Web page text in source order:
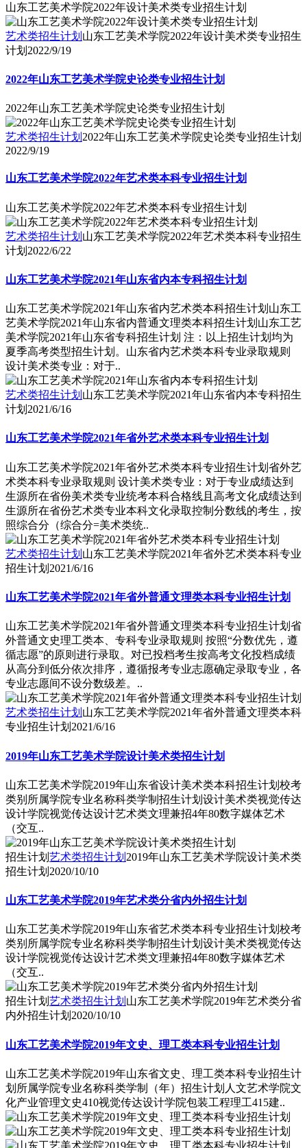
山东工艺美术学院2022年设计美术类专业招生计划
艺术类招生计划 山东工艺美术学院2022年设计美术类专业招生
计划 2022/9/19
2022年山东工艺美术学院史论类专业招生计划
2022年山东工艺美术学院史论类专业招生计划
艺术类招生计划 2022年山东工艺美术学院史论类专业招生计划
2022/9/19
山东工艺美术学院2022年艺术类本科专业招生计划
山东工艺美术学院2022年艺术类本科专业招生计划
艺术类招生计划 山东工艺美术学院2022年艺术类本科专业招生
计划 2022/6/22
山东工艺美术学院2021年山东省内本专科招生计划
山东工艺美术学院2021年山东省内艺术类本科招生计划山东工
艺美术学院2021年山东省内普通文理类本科招生计划山东工艺
美术学院2021年山东省专科招生计划 注：以上招生计划均为
夏季高考类型招生计划。山东省内艺术类本科专业录取规则
设计美术类专业：对于..
艺术类招生计划 山东工艺美术学院2021年山东省内本专科招生
计划 2021/6/16
山东工艺美术学院2021年省外艺术类本科专业招生计划
山东工艺美术学院2021年省外艺术类本科专业招生计划省外艺
术类本科专业录取规则 设计美术类专业：对于专业成绩达到
生源所在省份美术类专业统考本科合格线且高考文化成绩达到
生源所在省份艺术类专业本科文化录取控制分数线的考生，按
照综合分（综合分=美术类统..
艺术类招生计划 山东工艺美术学院2021年省外艺术类本科专业
招生计划 2021/6/16
山东工艺美术学院2021年省外普通文理类本科专业招生计划
山东工艺美术学院2021年省外普通文理类本科专业招生计划省
外普通文史理工类本、专科专业录取规则 按照“分数优先，遵
循志愿”的原则进行录取。对已投档考生按高考文化投档成绩
从高分到低分依次排序，遵循报考专业志愿确定录取专业，各
专业志愿间不设分数级差。..
艺术类招生计划 山东工艺美术学院2021年省外普通文理类本科
专业招生计划 2021/6/16
2019年山东工艺美术学院设计美术类招生计划
山东工艺美术学院2019年山东省设计美术类本科招生计划校考
类别所属学院专业名称科类学制招生计划设计美术类视觉传达
设计学院视觉传达设计艺术类文理兼招4年80数字媒体艺术
（交互..
招生计划 艺术类招生计划 2019年山东工艺美术学院设计美术类
招生计划 2020/10/10
山东工艺美术学院2019年艺术类分省内外招生计划
山东工艺美术学院2019年山东省艺术类本科专业招生计划校考
类别所属学院专业名称科类学制招生计划设计美术类视觉传达
设计学院视觉传达设计艺术类文理兼招4年80数字媒体艺术
（交互..
招生计划 艺术类招生计划 山东工艺美术学院2019年艺术类分省
内外招生计划 2020/10/10
山东工艺美术学院2019年文史、理工类本科专业招生计划
山东工艺美术学院2019年山东省文史、理工类本科专业招生计
划所属学院专业名称科类学制（年）招生计划人文艺术学院文
化产业管理文史410视觉传达设计学院包装工程理工415建..